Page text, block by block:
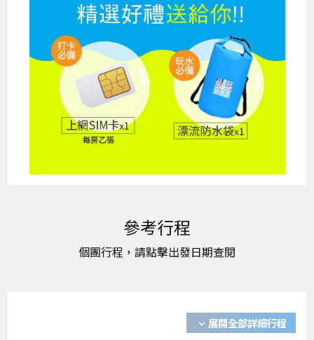
expand_more 展開全部詳細行程